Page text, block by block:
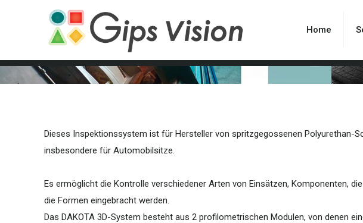
Home
Dieses Inspektionssystem ist für Hersteller von spritzgegossenen Polyurethan-
insbesondere für Automobilsitze.
Es ermöglicht die Kontrolle verschiedener Arten von Einsätzen, Komponenten,
die Formen eingebracht werden.
Das DAKOTA 3D-System besteht aus 2 profilometrischen Modulen, von denen